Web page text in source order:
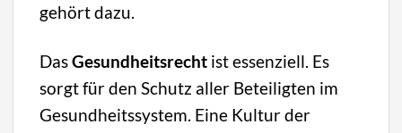
gehört dazu.
DasGesundheitsrecht ist essenziell. Es
sorgt für den Schutz aller Beteiligten im
Gesundheitssystem. Eine Kultur der